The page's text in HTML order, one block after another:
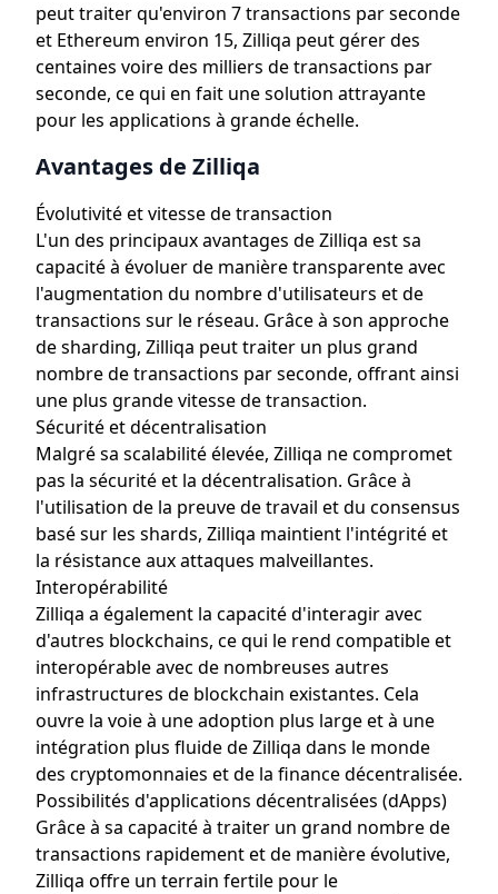
peut traiter qu'environ 7 transactions par seconde
et Ethereum environ 15, Zilliqa peut gérer des
centaines voire des milliers de transactions par
seconde, ce qui en fait une solution attrayante
pour les applications à grande échelle.
Avantages de Zilliqa
Évolutivité et vitesse de transaction
L'un des principaux avantages de Zilliqa est sa
capacité à évoluer de manière transparente avec
l'augmentation du nombre d'utilisateurs et de
transactions sur le réseau. Grâce à son approche
de sharding, Zilliqa peut traiter un plus grand
nombre de transactions par seconde, offrant ainsi
une plus grande vitesse de transaction.
Sécurité et décentralisation
Malgré sa scalabilité élevée, Zilliqa ne compromet
pas la sécurité et la décentralisation. Grâce à
l'utilisation de la preuve de travail et du consensus
basé sur les shards, Zilliqa maintient l'intégrité et
la résistance aux attaques malveillantes.
Interopérabilité
Zilliqa a également la capacité d'interagir avec
d'autres blockchains, ce qui le rend compatible et
interopérable avec de nombreuses autres
infrastructures de blockchain existantes. Cela
ouvre la voie à une adoption plus large et à une
intégration plus fluide de Zilliqa dans le monde
des cryptomonnaies et de la finance décentralisée.
Possibilités d'applications décentralisées (dApps)
Grâce à sa capacité à traiter un grand nombre de
transactions rapidement et de manière évolutive,
Zilliqa offre un terrain fertile pour le